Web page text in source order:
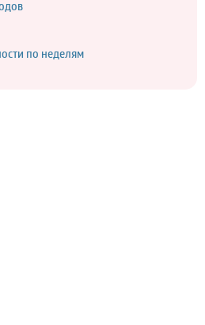
по неделям